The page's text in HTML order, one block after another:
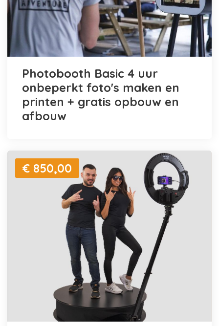
Photobooth Basic 4 uur
onbeperkt foto's maken en
printen + gratis opbouw en
afbouw
€ 850,00